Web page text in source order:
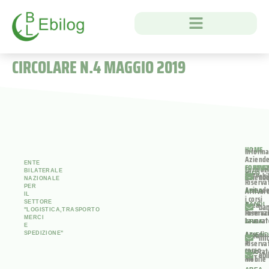
CIRCOLARE N.4 MAGGIO 2019
ENTE
BILATERALE
NAZIONALE
PER
SETTORE
"LOGISTICA,TRASPORTO
MERCI
E
SPEDIZIONE"
HOME
Area
Area
Area
Mobile
i corsi
Accedi
al
corso
ANT
INFO
AREA
BANDI
AREA
PEC